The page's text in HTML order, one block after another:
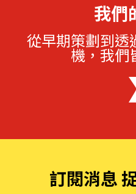
我們
從早期策劃到透
機，我們
訂閱消息